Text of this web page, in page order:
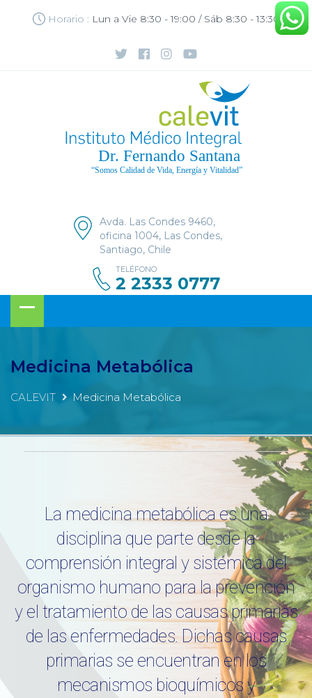
Horario : Lun a Vie 8:30 - 19:00 / Sáb 8:30 - 13:30
Avda. Las Condes 9460,
oficina 1004, Las Condes,
Santiago, Chile
TELÉFONO
2 2333 0777
Medicina Metabólica
CALEVIT Medicina Metabólica
La medicina metabólica es una
disciplina que parte desde la
comprensión integral y sistémica del
organismo humano para la prevención
y el tratamiento de las causas primarias
de las enfermedades. Dichas causas
primarias se encuentran en los
mecanismos bioquímicos y